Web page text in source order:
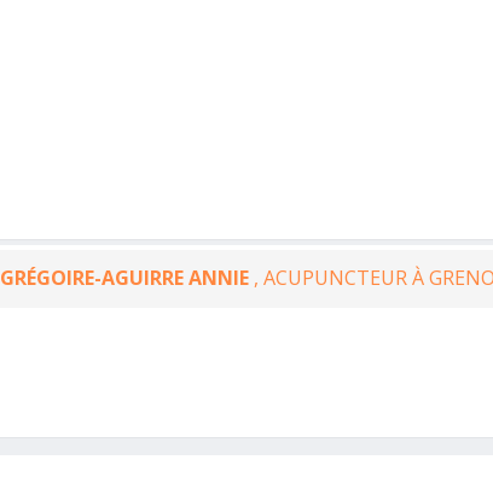
GRÉGOIRE-AGUIRRE ANNIE , ACUPUNCTEUR À